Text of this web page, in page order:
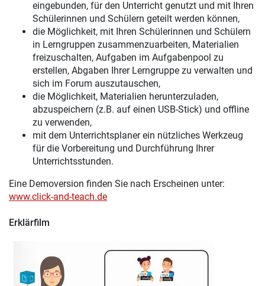
eingebunden, für den Unterricht genutzt und mit Ihren
Schülerinnen und Schülern geteilt werden können,
die Möglichkeit, mit Ihren Schülerinnen und Schülern
in Lerngruppen zusammenzuarbeiten, Materialien
freizuschalten, Aufgaben im Aufgabenpool zu
erstellen, Abgaben Ihrer Lerngruppe zu verwalten und
sich im Forum auszutauschen,
die Möglichkeit, Materialien herunterzuladen,
abzuspeichern (z.B. auf einen USB-Stick) und offline
zu verwenden,
mit dem Unterrichtsplaner ein nützliches Werkzeug
für die Vorbereitung und Durchführung Ihrer
Unterrichtsstunden.
Eine Demoversion finden Sie nach Erscheinen unter:
www.click-and-teach.de
Erklärfilm